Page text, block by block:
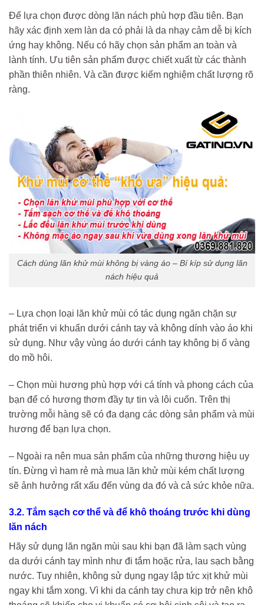
Để lựa chọn được dòng lăn nách phù hợp đầu tiên. Bạn
hãy xác định xem làn da có phải là da nhạy cảm dễ bị kích
ứng hay không. Nếu có hãy chọn sản phẩm an toàn và
lành tính. Ưu tiên sản phẩm được chiết xuất từ các thành
phần thiên nhiên. Và cần được kiểm nghiệm chất lượng rõ
ràng.
Cách dùng lăn khử mùi không bị vàng áo – Bí kíp sử dụng lăn
nách hiệu quả
– Lựa chọn loại lăn khử mùi có tác dụng ngăn chặn sự
phát triển vi khuẩn dưới cánh tay và không dính vào áo khi
sử dụng. Như vậy vùng áo dưới cánh tay không bị ố vàng
do mồ hôi.
– Chọn mùi hương phù hợp với cá tính và phong cách của
bạn để có hương thơm đầy tự tin và lôi cuốn. Trên thị
trường mỗi hàng sẽ có đa dạng các dòng sản phẩm và mùi
hương để bạn lựa chọn.
– Ngoài ra nên mua sản phẩm của những thương hiệu uy
tín. Đừng vì ham rẻ mà mua lăn khử mùi kém chất lượng
sẽ ảnh hưởng rất xấu đến vùng da đó và cả sức khỏe nữa.
3.2. Tắm sạch cơ thể và để khô thoáng trước khi dùng
lăn nách
Hãy sử dụng lăn ngăn mùi sau khi bạn đã làm sạch vùng
da dưới cánh tay mình như đi tắm hoặc rửa, lau sạch bằng
nước. Tuy nhiên, không sử dụng ngay lập tức xịt khử mùi
ngay khi tắm xong. Vì khi da cánh tay chưa kịp trở nên khô